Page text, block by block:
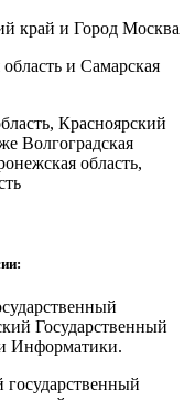
край и Город Москва
область и Самарская
Красноярский
Волгоградская
область,
Государственный
Информатики.
государственный